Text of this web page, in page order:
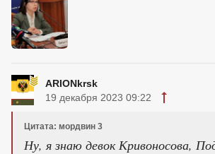
ARIONkrsk
19 декабря 2023 09:22
Цитата: мордвин 3
Ну, я знаю девок Кривоносова,